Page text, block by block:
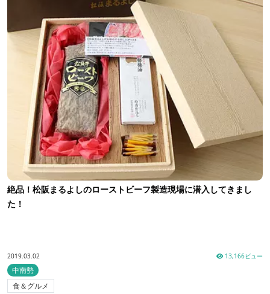
絶品！松阪まるよしのローストビーフ製造現場に潜入してきまし
た！
2019.03.02 13,166ビュー
中南勢
食＆グルメ